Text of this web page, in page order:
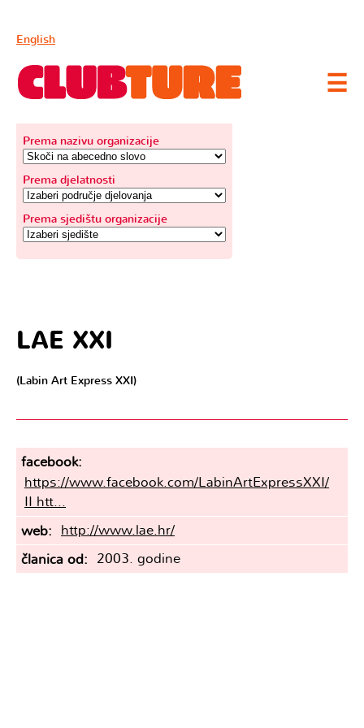
English
Prema nazivu organizacije
Prema djelatnosti
Prema sjedištu organizacije
☰
LAE XXI
(Labin Art Express XXI)
facebook
https://www.facebook.com/LabinArtExpressXXI/
II htt...
web
http://www.lae.hr/
članica od
2003. godine